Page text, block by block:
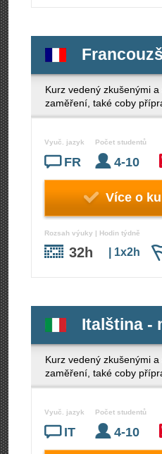
Kurz vedený zkušenými
zaměření, také coby
Vyuč. jazyk
FR
Počet studentů
4-10
Více o
Rozsah výuky | Hodin týdně
32h | 1x2h
Italština -
Kurz vedený zkušenými
zaměření, také coby
Vyuč. jazyk
IT
Počet studentů
4-10